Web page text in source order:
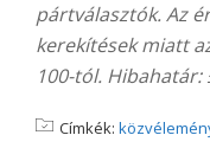
pártválasztók. Az
kerekítések miatt
100-tól. Hibahatár:
Címkék: